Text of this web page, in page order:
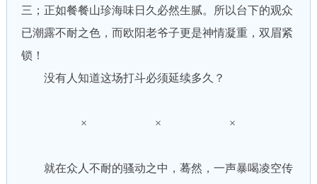
三；正如餐餐山珍海味日久必然生腻。所以台下的观众
已潮露不耐之色，而欧阳老爷子更是神情凝重，双眉紧
锁！
没有人知道这场打斗必须延续多久？
× × ×
就在众人不耐的骚动之中，蓦然，一声暴喝凌空传